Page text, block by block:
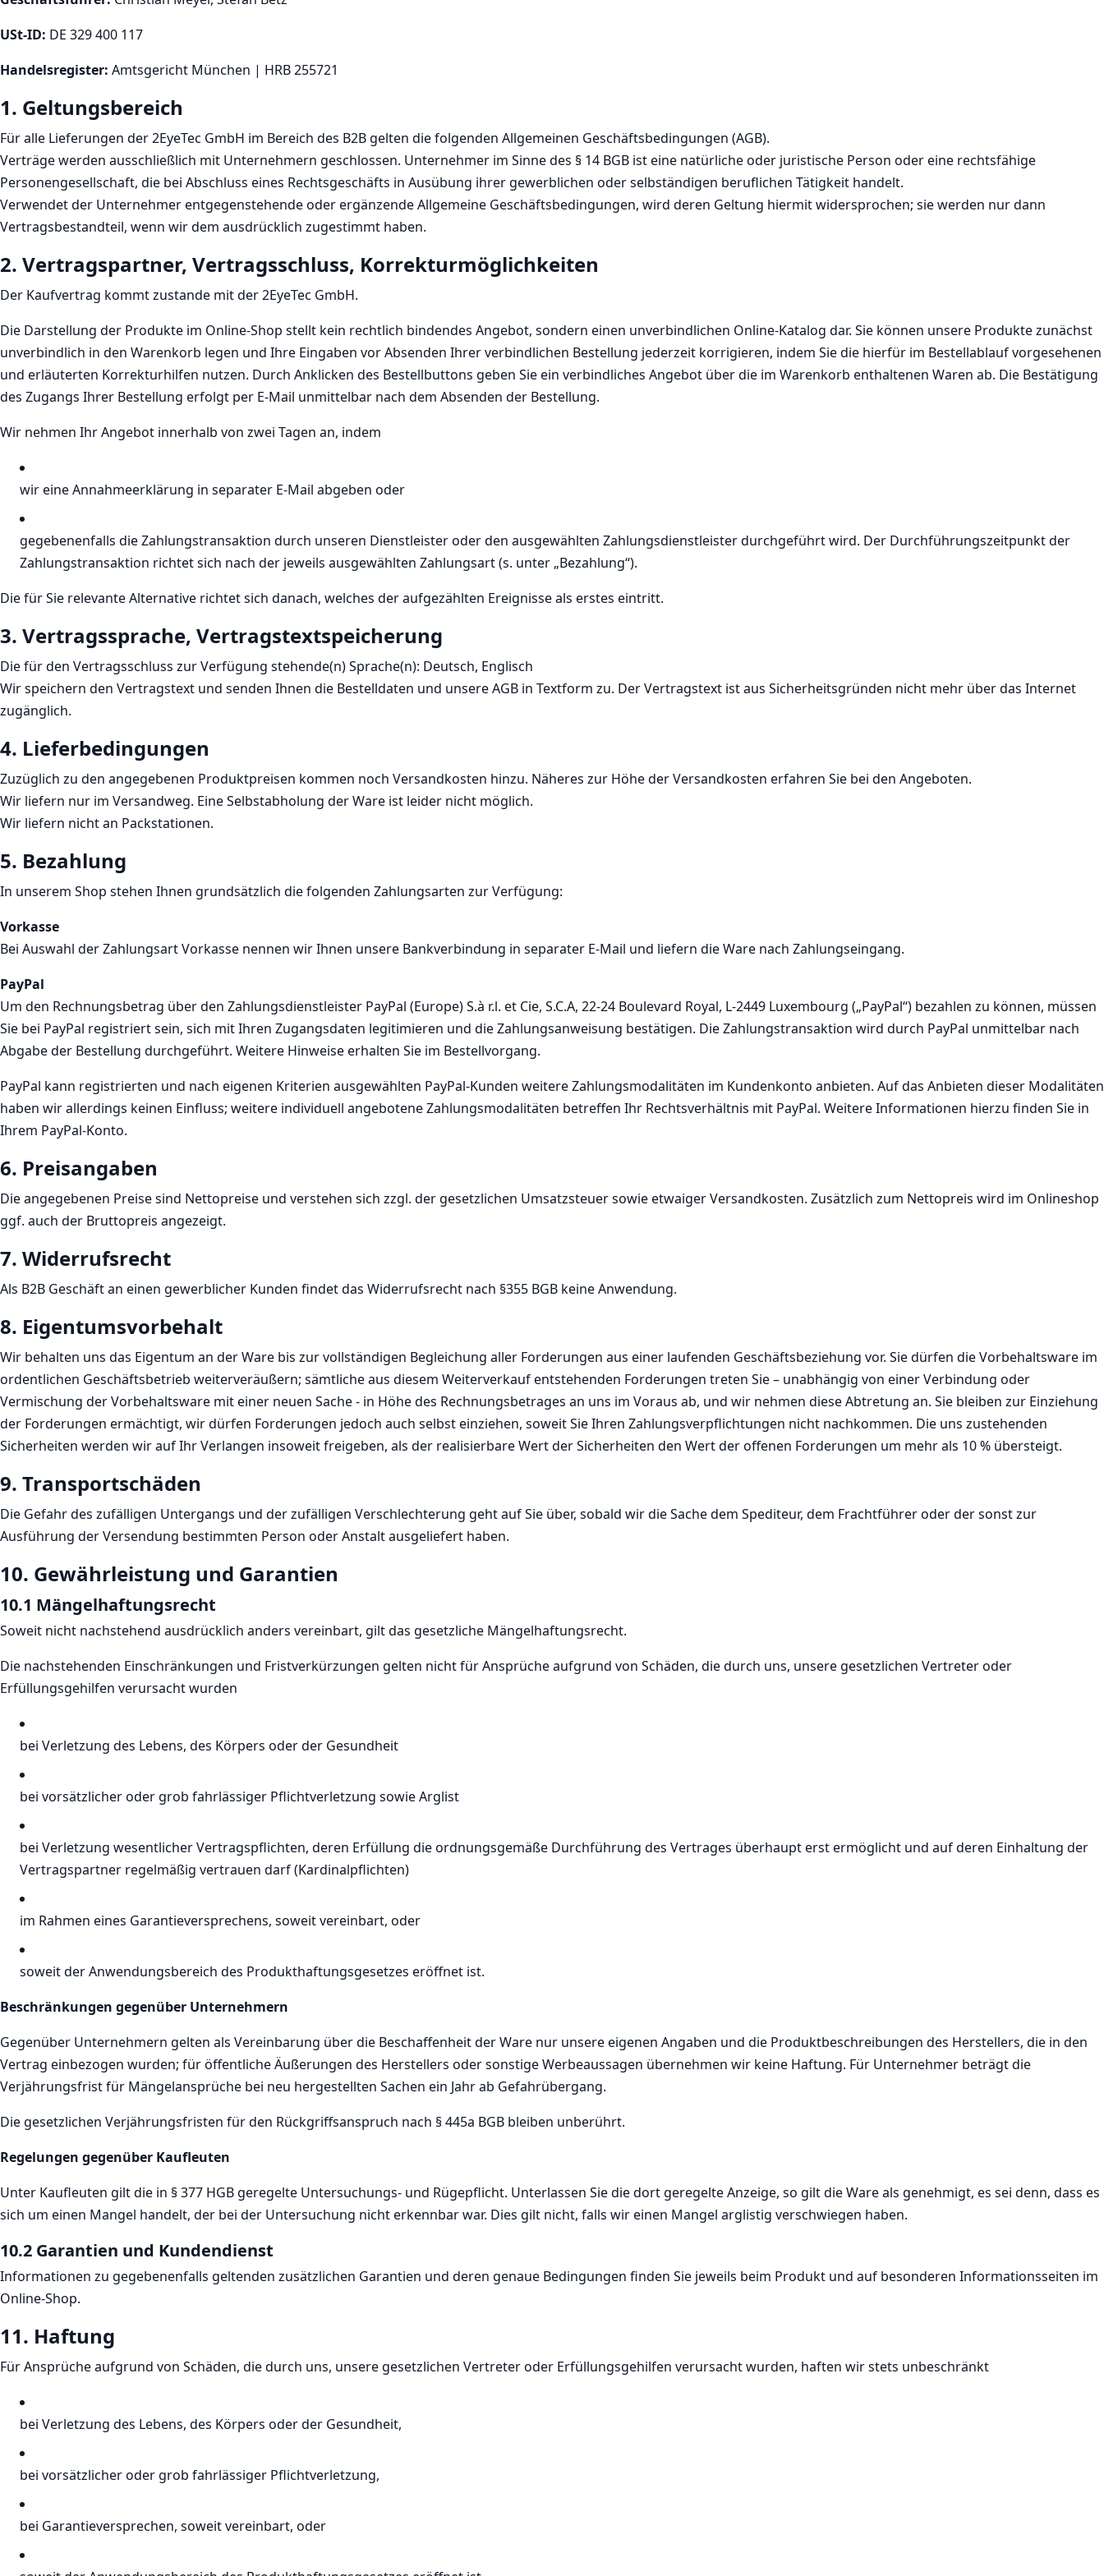
USt-ID: DE 329 400 117
Handelsregister: Amtsgericht München | HRB 255721
1. Geltungsbereich
Für alle Lieferungen der 2EyeTec GmbH im Bereich des B2B gelten die folgenden Allgemeinen Geschäftsbedingungen (AGB).
Verträge werden ausschließlich mit Unternehmern geschlossen. Unternehmer im Sinne des § 14 BGB ist eine natürliche oder juristische Person oder eine rechtsfähige
Personengesellschaft, die bei Abschluss eines Rechtsgeschäfts in Ausübung ihrer gewerblichen oder selbständigen beruflichen Tätigkeit handelt.
Verwendet der Unternehmer entgegenstehende oder ergänzende Allgemeine Geschäftsbedingungen, wird deren Geltung hiermit widersprochen; sie werden nur dann
Vertragsbestandteil, wenn wir dem ausdrücklich zugestimmt haben.
2. Vertragspartner, Vertragsschluss, Korrekturmöglichkeiten
Der Kaufvertrag kommt zustande mit der 2EyeTec GmbH.
Die Darstellung der Produkte im Online-Shop stellt kein rechtlich bindendes Angebot, sondern einen unverbindlichen Online-Katalog dar. Sie können unsere Produkte zunächst
unverbindlich in den Warenkorb legen und Ihre Eingaben vor Absenden Ihrer verbindlichen Bestellung jederzeit korrigieren, indem Sie die hierfür im Bestellablauf vorgesehenen
und erläuterten Korrekturhilfen nutzen. Durch Anklicken des Bestellbuttons geben Sie ein verbindliches Angebot über die im Warenkorb enthaltenen Waren ab. Die Bestätigung
des Zugangs Ihrer Bestellung erfolgt per E-Mail unmittelbar nach dem Absenden der Bestellung.
Wir nehmen Ihr Angebot innerhalb von zwei Tagen an, indem
wir eine Annahmeerklärung in separater E-Mail abgeben oder
gegebenenfalls die Zahlungstransaktion durch unseren Dienstleister oder den ausgewählten Zahlungsdienstleister durchgeführt wird. Der Durchführungszeitpunkt der
Zahlungstransaktion richtet sich nach der jeweils ausgewählten Zahlungsart (s. unter „Bezahlung“).
Die für Sie relevante Alternative richtet sich danach, welches der aufgezählten Ereignisse als erstes eintritt.
3. Vertragssprache, Vertragstextspeicherung
Die für den Vertragsschluss zur Verfügung stehende(n) Sprache(n): Deutsch, Englisch
Wir speichern den Vertragstext und senden Ihnen die Bestelldaten und unsere AGB in Textform zu. Der Vertragstext ist aus Sicherheitsgründen nicht mehr über das Internet
zugänglich.
4. Lieferbedingungen
Zuzüglich zu den angegebenen Produktpreisen kommen noch Versandkosten hinzu. Näheres zur Höhe der Versandkosten erfahren Sie bei den Angeboten.
Wir liefern nur im Versandweg. Eine Selbstabholung der Ware ist leider nicht möglich.
Wir liefern nicht an Packstationen.
5. Bezahlung
In unserem Shop stehen Ihnen grundsätzlich die folgenden Zahlungsarten zur Verfügung:
Vorkasse
Bei Auswahl der Zahlungsart Vorkasse nennen wir Ihnen unsere Bankverbindung in separater E-Mail und liefern die Ware nach Zahlungseingang.
PayPal
Um den Rechnungsbetrag über den Zahlungsdienstleister PayPal (Europe) S.à r.l. et Cie, S.C.A, 22-24 Boulevard Royal, L-2449 Luxembourg („PayPal“) bezahlen zu können, müssen
Sie bei PayPal registriert sein, sich mit Ihren Zugangsdaten legitimieren und die Zahlungsanweisung bestätigen. Die Zahlungstransaktion wird durch PayPal unmittelbar nach
Abgabe der Bestellung durchgeführt. Weitere Hinweise erhalten Sie im Bestellvorgang.
PayPal kann registrierten und nach eigenen Kriterien ausgewählten PayPal-Kunden weitere Zahlungsmodalitäten im Kundenkonto anbieten. Auf das Anbieten dieser Modalitäten
haben wir allerdings keinen Einfluss; weitere individuell angebotene Zahlungsmodalitäten betreffen Ihr Rechtsverhältnis mit PayPal. Weitere Informationen hierzu finden Sie in
Ihrem PayPal-Konto.
6. Preisangaben
Die angegebenen Preise sind Nettopreise und verstehen sich zzgl. der gesetzlichen Umsatzsteuer sowie etwaiger Versandkosten. Zusätzlich zum Nettopreis wird im Onlineshop
ggf. auch der Bruttopreis angezeigt.
7. Widerrufsrecht
Als B2B Geschäft an einen gewerblicher Kunden findet das Widerrufsrecht nach §355 BGB keine Anwendung.
8. Eigentumsvorbehalt​​​​​​​
Wir behalten uns das Eigentum an der Ware bis zur vollständigen Begleichung aller Forderungen aus einer laufenden Geschäftsbeziehung vor. Sie dürfen die Vorbehaltsware im
ordentlichen Geschäftsbetrieb weiterveräußern; sämtliche aus diesem Weiterverkauf entstehenden Forderungen treten Sie – unabhängig von einer Verbindung oder
Vermischung der Vorbehaltsware mit einer neuen Sache - in Höhe des Rechnungsbetrages an uns im Voraus ab, und wir nehmen diese Abtretung an. Sie bleiben zur Einziehung
der Forderungen ermächtigt, wir dürfen Forderungen jedoch auch selbst einziehen, soweit Sie Ihren Zahlungsverpflichtungen nicht nachkommen. Die uns zustehenden
Sicherheiten werden wir auf Ihr Verlangen insoweit freigeben, als der realisierbare Wert der Sicherheiten den Wert der offenen Forderungen um mehr als 10 % übersteigt.
9. Transportschäden​​​​​​​
Die Gefahr des zufälligen Untergangs und der zufälligen Verschlechterung geht auf Sie über, sobald wir die Sache dem Spediteur, dem Frachtführer oder der sonst zur
Ausführung der Versendung bestimmten Person oder Anstalt ausgeliefert haben.
10. Gewährleistung und Garantien​​​​​​​
10.1 Mängelhaftungsrecht
Soweit nicht nachstehend ausdrücklich anders vereinbart, gilt das gesetzliche Mängelhaftungsrecht.
Die nachstehenden Einschränkungen und Fristverkürzungen gelten nicht für Ansprüche aufgrund von Schäden, die durch uns, unsere gesetzlichen Vertreter oder
Erfüllungsgehilfen verursacht wurden
bei Verletzung des Lebens, des Körpers oder der Gesundheit
bei vorsätzlicher oder grob fahrlässiger Pflichtverletzung sowie Arglist
bei Verletzung wesentlicher Vertragspflichten, deren Erfüllung die ordnungsgemäße Durchführung des Vertrages überhaupt erst ermöglicht und auf deren Einhaltung der
Vertragspartner regelmäßig vertrauen darf (Kardinalpflichten)
im Rahmen eines Garantieversprechens, soweit vereinbart, oder
soweit der Anwendungsbereich des Produkthaftungsgesetzes eröffnet ist.
Beschränkungen gegenüber Unternehmern
Gegenüber Unternehmern gelten als Vereinbarung über die Beschaffenheit der Ware nur unsere eigenen Angaben und die Produktbeschreibungen des Herstellers, die in den
Vertrag einbezogen wurden; für öffentliche Äußerungen des Herstellers oder sonstige Werbeaussagen übernehmen wir keine Haftung. Für Unternehmer beträgt die
Verjährungsfrist für Mängelansprüche bei neu hergestellten Sachen ein Jahr ab Gefahrübergang.
Die gesetzlichen Verjährungsfristen für den Rückgriffsanspruch nach § 445a BGB bleiben unberührt.
Regelungen gegenüber Kaufleuten
Unter Kaufleuten gilt die in § 377 HGB geregelte Untersuchungs- und Rügepflicht. Unterlassen Sie die dort geregelte Anzeige, so gilt die Ware als genehmigt, es sei denn, dass es
sich um einen Mangel handelt, der bei der Untersuchung nicht erkennbar war. Dies gilt nicht, falls wir einen Mangel arglistig verschwiegen haben.
10.2 Garantien und Kundendienst
Informationen zu gegebenenfalls geltenden zusätzlichen Garantien und deren genaue Bedingungen finden Sie jeweils beim Produkt und auf besonderen Informationsseiten im
Online-Shop.
11. Haftung​​​​​​​
Für Ansprüche aufgrund von Schäden, die durch uns, unsere gesetzlichen Vertreter oder Erfüllungsgehilfen verursacht wurden, haften wir stets unbeschränkt
bei Verletzung des Lebens, des Körpers oder der Gesundheit,
bei vorsätzlicher oder grob fahrlässiger Pflichtverletzung,
bei Garantieversprechen, soweit vereinbart, oder